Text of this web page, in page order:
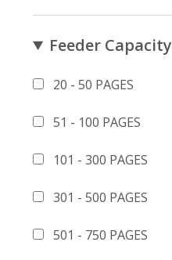
Feeder Capacity
20 - 50 PAGES
51 - 100 PAGES
101 - 300 PAGES
301 - 500 PAGES
501 - 750 PAGES